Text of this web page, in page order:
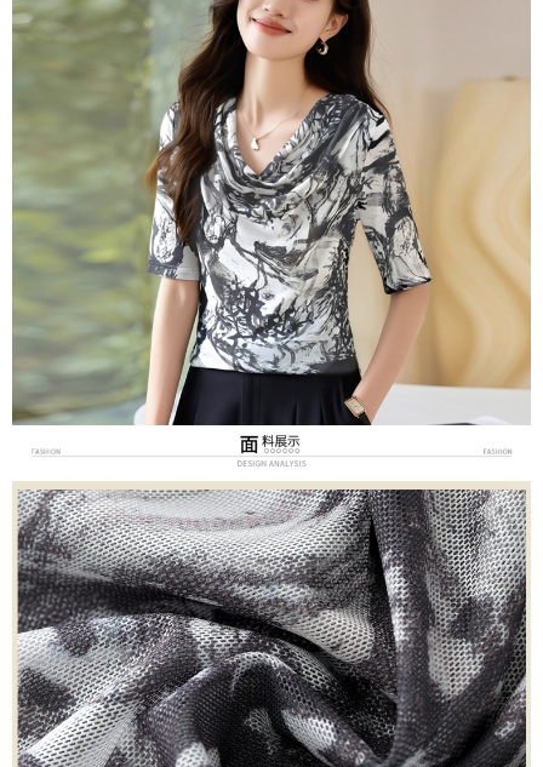
權轉讓予恩沛科技股份有限公司。
２．關於個人資料處理事宜，請瀏覽以下網址：
https://aftee.tw/terms/#terms3
３．未成年的使用者請事先徵得法定代理人或監護人之同意方可使用
「AFTEE先享後付」，若未經同意申辦者引起之損失，本公司不負相關責
４．使用「AFTEE先享後付」時，將依據個別帳號之用戶狀況，依本公司即
時審查核予不同之上限額度；若仍有額度不足之情形，本公司將視審查結果
請求用戶進行身份認證。
５．嚴禁一人註冊多個帳號或使用他人資訊註冊。若發現惡意使用之情形，
恩沛科技股份有限公司將有權停止該用戶之使用額度並採取法律行動。
付款後7-11取貨
每筆NT$80，滿NT$699(含以上)免運費
每筆NT$70，滿NT$699(含以上)免運費
離島-郵局寄送
每筆NT$90，滿NT$699(含以上)免運費
國家/地區配送 查看運費